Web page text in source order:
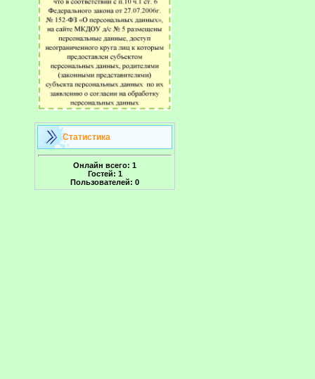
Статистика
Онлайн всего: 1
Гостей: 1
Пользователей: 0